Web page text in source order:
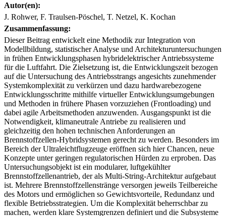
Autor(en):
J. Rohwer, F. Traulsen-Pöschel, T. Netzel, K. Kochan
Zusammenfassung:
Dieser Beitrag entwickelt eine Methodik zur Integration von
Modellbildung, statistischer Analyse und Architekturuntersuchungen
in frühen Entwicklungsphasen hybridelektrischer Antriebssysteme
für die Luftfahrt. Die Zielsetzung ist, die Entwicklungszeit bezogen
auf die Untersuchung des Antriebsstrangs angesichts zunehmender
Systemkomplexität zu verkürzen und dazu hardwarebezogene
Entwicklungsschritte mithilfe virtueller Entwicklungsumgebungen
und Methoden in frühere Phasen vorzuziehen (Frontloading) und
dabei agile Arbeitsmethoden anzuwenden. Ausgangspunkt ist die
Notwendigkeit, klimaneutrale Antriebe zu realisieren und
gleichzeitig den hohen technischen Anforderungen an
Brennstoffzellen-Hybridsystemen gerecht zu werden. Besonders im
Bereich der Ultraleichtflugzeuge eröffnen sich hier Chancen, neue
Konzepte unter geringen regulatorischen Hürden zu erproben. Das
Untersuchungsobjekt ist ein modularer, luftgekühlter
Brennstoffzellenantrieb, der als Multi-String-Architektur aufgebaut
ist. Mehrere Brennstoffzellenstränge versorgen jeweils Teilbereiche
des Motors und ermöglichen so Gewichtsvorteile, Redundanz und
flexible Betriebsstrategien. Um die Komplexität beherrschbar zu
machen, werden klare Systemgrenzen definiert und die Subsysteme